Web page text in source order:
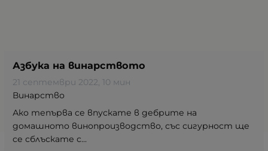
Азбука на винарството
21 септември 2022, 10 мин
Винарство
Ако тепърва се впускате в дебрите на
домашното винопроизводство, със сигурност ще
се сблъскате с...